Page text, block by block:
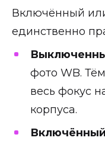
Включённый
единственно
фото WB.
весь фокус
корпуса.